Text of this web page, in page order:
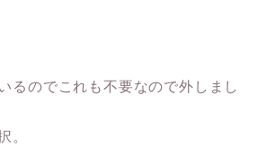
るのでこれも不要なので外しまし
。